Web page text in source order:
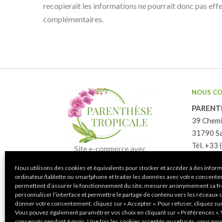
Nous utilisons des cookies et équivalents pour stocker et accéder à des
ordinateur/tablette ou smartphone et traiter les données avec votre
permettent d’assurer le fonctionnement du site, mesurer anonymement sa
personnaliser l’interface et permettre le partage de contenu vers les réseaux
donner votre consentement, cliquez sur « Accepter ». Pour refuser, cliquez
Vous pouvez également paramétrer vos choix en cliquant sur « Préférences ».
recopierait les informations ne pourrait donc pas
complémentaires.
Site e-commerce avec
bancaire.
NOUS
39
31790
Tél. +33